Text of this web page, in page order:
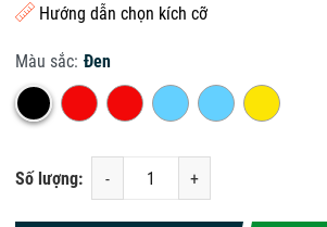
Hướng dẫn chọn kích cỡ
Màu sắc: Đen
Số lượng: - +